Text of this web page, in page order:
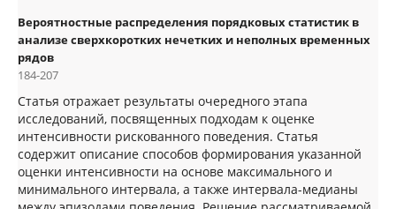
Вероятностные распределения порядковых статистик в
анализе сверхкоротких нечетких и неполных временных
рядов
184-207
Статья отражает результаты очередного этапа
исследований, посвященных подходам к оценке
интенсивности рискованного поведения. Статья
содержит описание способов формирования указанной
оценки интенсивности на основе максимального и
минимального интервала, а также интервала-медианы